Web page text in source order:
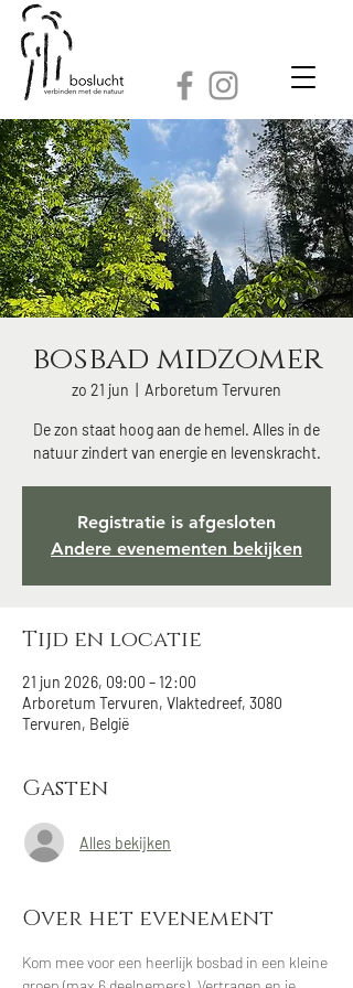
bosbad midzomer
zo 21 jun Arboretum Tervuren
De zon staat hoog aan de hemel. Alles in de
natuur zindert van energie en levenskracht.
Registratie is afgesloten
Andere evenementen bekijken
Tijd en locatie
21 jun 2026, 09:00 – 12:00
Arboretum Tervuren, Vlaktedreef, 3080
Tervuren, België
Gasten
Alles bekijken
Over het evenement
Kom mee voor een heerlijk bosbad in een kleine